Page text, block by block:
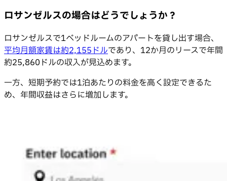
ロサンゼルスの場合はどうでしょうか？
ロサンゼルスで1ベッドルームのアパートを貸し出す場合、
平均月額家賃は約2,155ドルであり、12か月のリースで年間
約25,860ドルの収入が見込めます。
一方、短期予約では1泊あたりの料金を高く設定できるた
め、年間収益はさらに増加します。